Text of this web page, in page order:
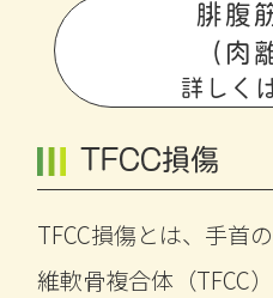
腓腹
（肉
詳しく
TFCC損傷
TFCC損傷とは、手首
維軟骨複合体（TFCC